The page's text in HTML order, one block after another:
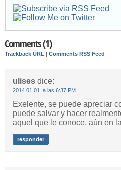
Comments (1)
Trackback URL Comments RSS Feed
ulises dice:
2014.01.01. a las 6:37 PM
Exelente, se puede apreciar
puede salvar y hacer
aquel que le conoce, aún en
responder